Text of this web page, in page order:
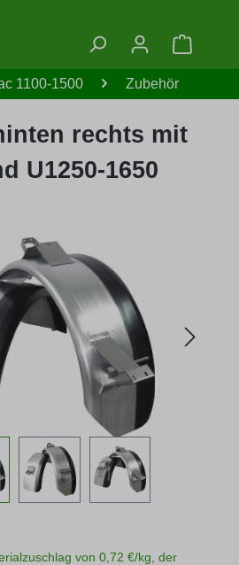
1100-1500 Zubehör
rechts mit
U1250-1650
von 0,72 €/kg, der